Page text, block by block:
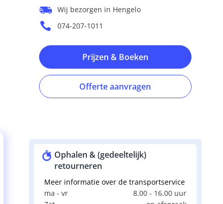
Wij bezorgen in Hengelo
074-207-1011
Prijzen & Boeken
Offerte aanvragen
Ophalen & (gedeeltelijk)
retourneren
Meer informatie over de transportservice
ma - vr
8.00 - 16.00 uur